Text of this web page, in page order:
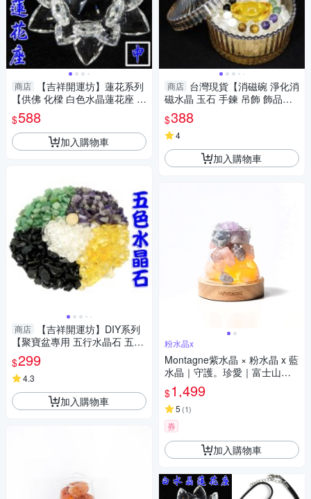
商店
【吉祥開運坊】蓮花系列
【供佛 化樑 白色水晶蓮花座 中
型】開光 擇日
$588
加入購物車
商店
【吉祥開運坊】DIY系列
【聚寶盆專用 五行水晶石 五色
石 大顆 每包100公克 共500公
克】已淨化
$299
4.3
加入購物車
商店 台灣現貨【消磁碗 淨化消
磁水晶 玉石 手鍊 吊飾 飾品等
附白水晶300公克 元寶 已淨
化】
$388
4
加入購物車
粉水晶x
Montagne紫水晶 × 粉水晶 x 藍
水晶｜守護。珍愛｜富士山水
晶擴香組 精油可選
$1,499
5 (1)
券
加入購物車